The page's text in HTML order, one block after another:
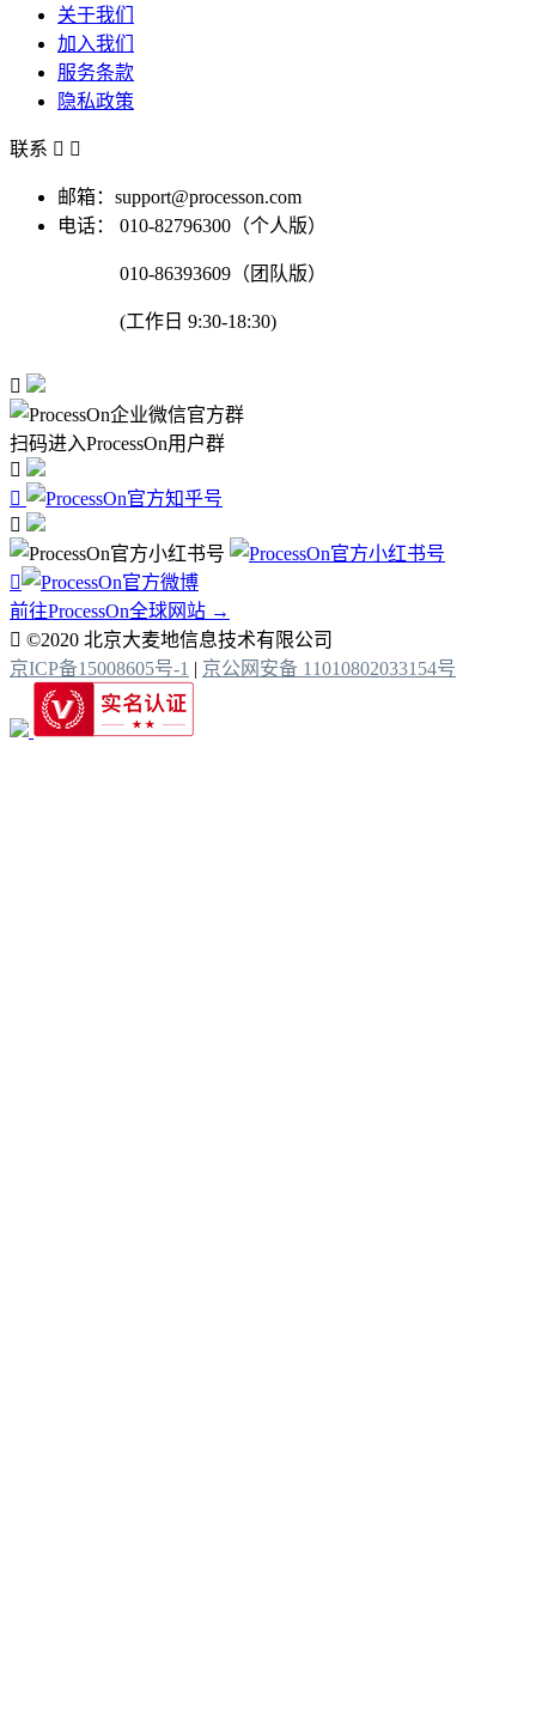
关于我们
加入我们
服务条款
隐私政策
联系  
邮箱：support@processon.com
电话：
010-82796300（个人版）
010-86393609（团队版）
(工作日 9:30-18:30)

扫码进入ProcessOn用户群




前往ProcessOn全球网站 →
 ©2020 北京大麦地信息技术有限公司
京ICP备15008605号-1 | 京公网安备 11010802033154号